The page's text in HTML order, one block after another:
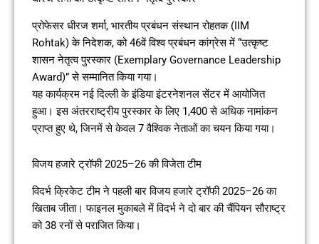
प्रोफेसर धीरज शर्मा, भारतीय प्रबंधन संस्थान रोहतक (IIM
Rohtak) के निदेशक, को 46वें विश्व प्रबंधन कांग्रेस में “उत्कृष्ट
शासन नेतृत्व पुरस्कार (Exemplary Governance Leadership
Award)” से सम्मानित किया गया।
यह कार्यक्रम नई दिल्ली के इंडिया इंटरनेशनल सेंटर में आयोजित
हुआ। इस अंतरराष्ट्रीय पुरस्कार के लिए 1,400 से अधिक नामांकन
प्राप्त हुए थे, जिनमें से केवल 7 वैश्विक नेताओं का चयन किया गया।
विजय हजारे ट्रॉफी 2025–26 की विजेता टीम
विदर्भ क्रिकेट टीम ने पहली बार विजय हजारे ट्रॉफी 2025–26 का
खिताब जीता। फाइनल मुकाबले में विदर्भ ने दो बार की चैंपियन सौराष्ट्र
को 38 रनों से पराजित किया।